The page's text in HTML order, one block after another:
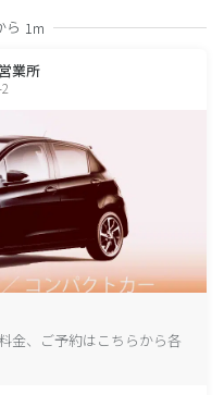
ら 1m
業所
金、ご予約はこちらから各